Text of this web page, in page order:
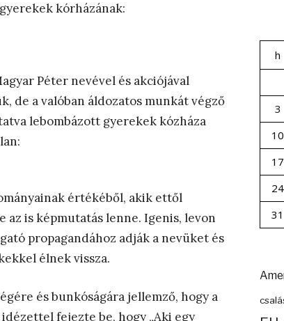
kórházának:
Péter nevével és akciójával
de a valóban áldozatos munkát végző
lebombázott gyerekek kózháza
értékéből, akik ettől
is képmutatás lenne. Igenis, levon
propagandához adják a nevüket és
élnek vissza.
és bunkóságára jellemző, hogy a
fejezte be, hogy „Aki egy
h
3
10
17
24
31